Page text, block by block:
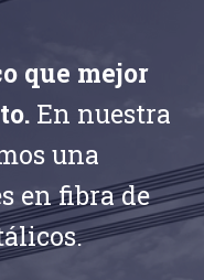
que mejor
En nuestra
una
en fibra de